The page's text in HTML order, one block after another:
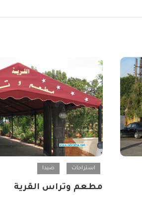
استراحات صيدا
مطعم وتراس القرية